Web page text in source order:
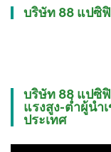
บริษัท 88 แปซิ
บริษัท 88 แปซิ
แรงสูง-ต่ำผู้นำ
ประเทศ